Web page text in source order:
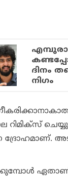
ദിനം
നിഗം
റിമിക്‌സ്
ഏതാണ്